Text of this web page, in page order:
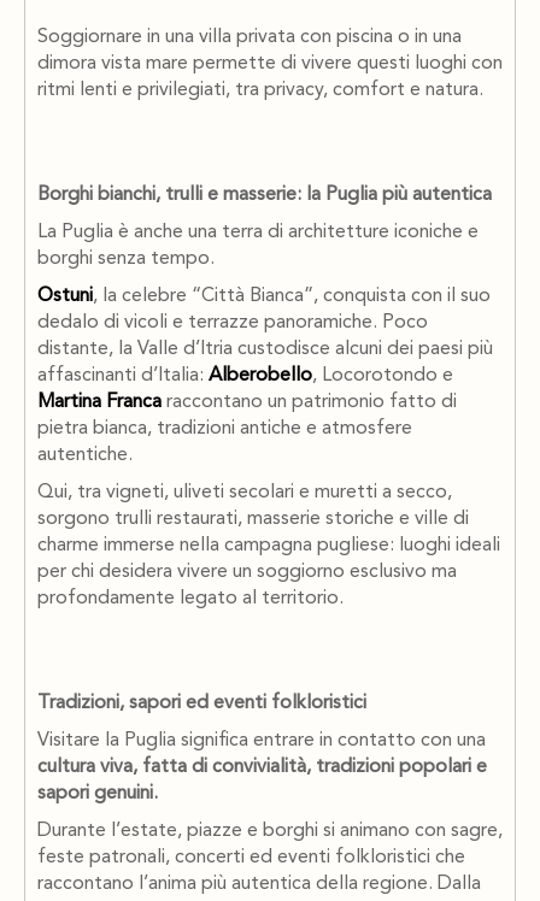
Soggiornare in una villa privata con piscina o in una
dimora vista mare permette di vivere questi luoghi con
ritmi lenti e privilegiati, tra privacy, comfort e natura.
Borghi bianchi, trulli e masserie: la Puglia più autentica
La Puglia è anche una terra di architetture iconiche e
borghi senza tempo.
Ostuni, la celebre “Città Bianca”, conquista con il suo
dedalo di vicoli e terrazze panoramiche. Poco
distante, la Valle d’Itria custodisce alcuni dei paesi più
affascinanti d’Italia: Alberobello, Locorotondo e
Martina Franca raccontano un patrimonio fatto di
pietra bianca, tradizioni antiche e atmosfere
autentiche.
Qui, tra vigneti, uliveti secolari e muretti a secco,
sorgono trulli restaurati, masserie storiche e ville di
charme immerse nella campagna pugliese: luoghi ideali
per chi desidera vivere un soggiorno esclusivo ma
profondamente legato al territorio.
Tradizioni, sapori ed eventi folkloristici
Visitare la Puglia significa entrare in contatto con una
cultura viva, fatta di convivialità, tradizioni popolari e
sapori genuini.
Durante l’estate, piazze e borghi si animano con sagre,
feste patronali, concerti ed eventi folkloristici che
raccontano l’anima più autentica della regione. Dalla